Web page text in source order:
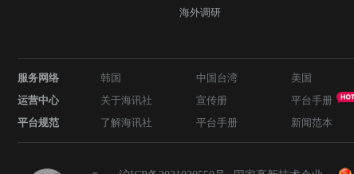
海外调研
服务网络 韩国 中国台湾 美国
运营中心
关于海讯社 宣传册 平台手册
平台规范
了解海讯社 平台手册 新闻范本